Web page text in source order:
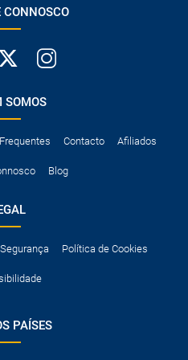
CONNOSCO
SOMOS
Contacto Afiliados
Blog
Segurança Política de Cookies
PAÍSES